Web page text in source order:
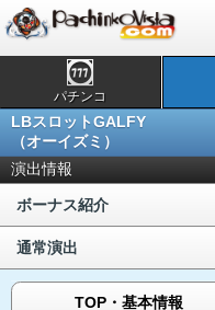
パチンコ
LBスロットGALFY
（オーイズミ）
演出情報
ボーナス紹介
通常演出
TOP・基本情報